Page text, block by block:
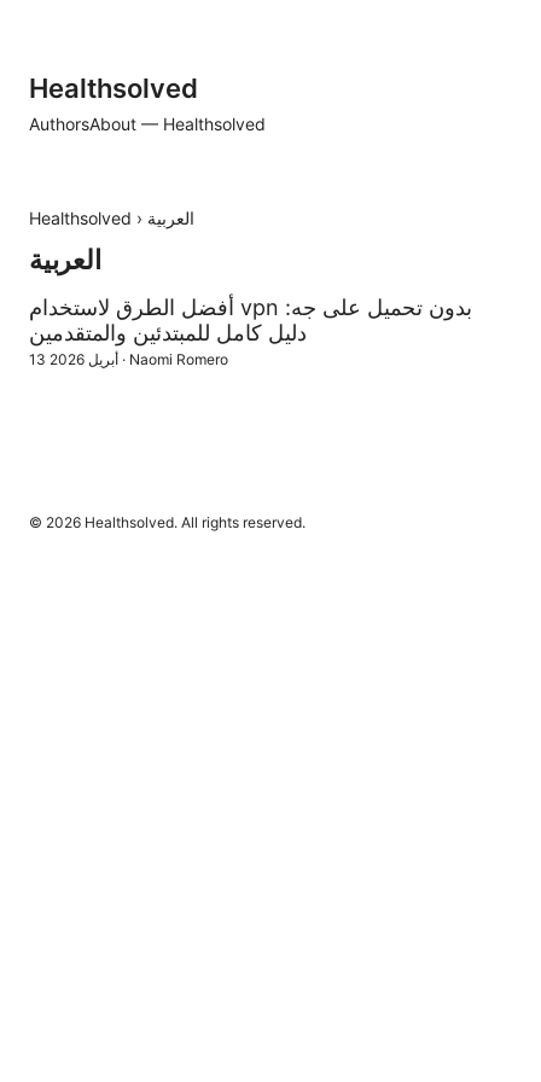
Healthsolved
AuthorsAbout — Healthsolved
Healthsolved › العربية
العربية
أفضل الطرق لاستخدام vpn بدون تحميل على جه:
دليل كامل للمبتدئين والمتقدمين
13 أبريل 2026 · Naomi Romero
© 2026 Healthsolved. All rights reserved.